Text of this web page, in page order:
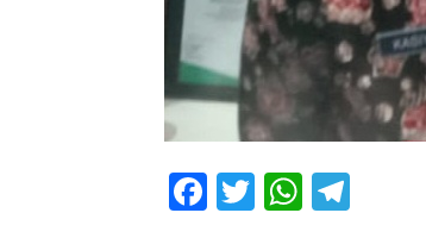
Facebook
Twitter